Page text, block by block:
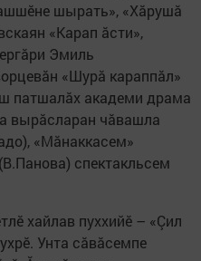
шырать», «Хăрушă
«Карап ăсти»,
Эмиль
«Шурă караппăл»
патшалăх академи драма
вырăсларан чăвашла
«Мăнаккасем»
спектакльсем
хайлав пуххийӗ – «Çил
Унта сăвăсемпе